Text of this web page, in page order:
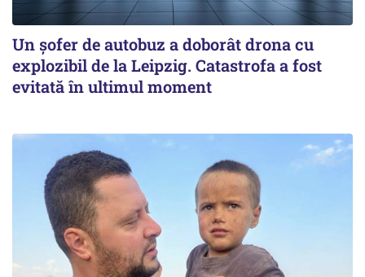
Un șofer de autobuz a doborât drona cu
explozibil de la Leipzig. Catastrofa a fost
evitată în ultimul moment